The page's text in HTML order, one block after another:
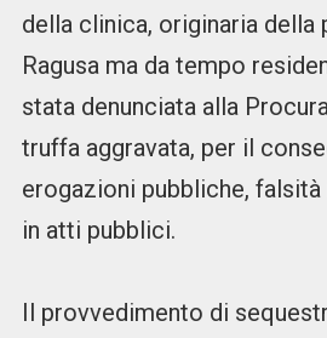
della clinica, originaria della
Ragusa ma da tempo
stata denunciata alla
truffa aggravata, per il
erogazioni pubbliche,
in atti pubblici.
Il provvedimento di